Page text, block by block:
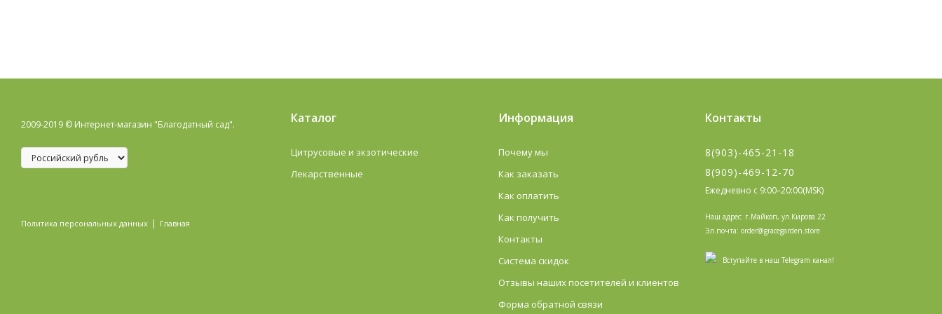
2009-2019 © Интернет-магазин "Благодатный сад".
Политика персональных данных | Главная
Каталог
Цитрусовые и экзотические
Лекарственные
Информация
Почему мы
Как заказать
Как оплатить
Как получить
Контакты
Система скидок
Отзывы наших посетителей и клиентов
Форма обратной связи
Контакты
8(903)-465-21-18
8(909)-469-12-70
Ежедневно с 9:00–20:00(MSK)
Наш адрес: г.Майкоп, ул.Кирова 22
Эл.почта: order@gracegarden.store
Вступайте в наш Telegram канал!